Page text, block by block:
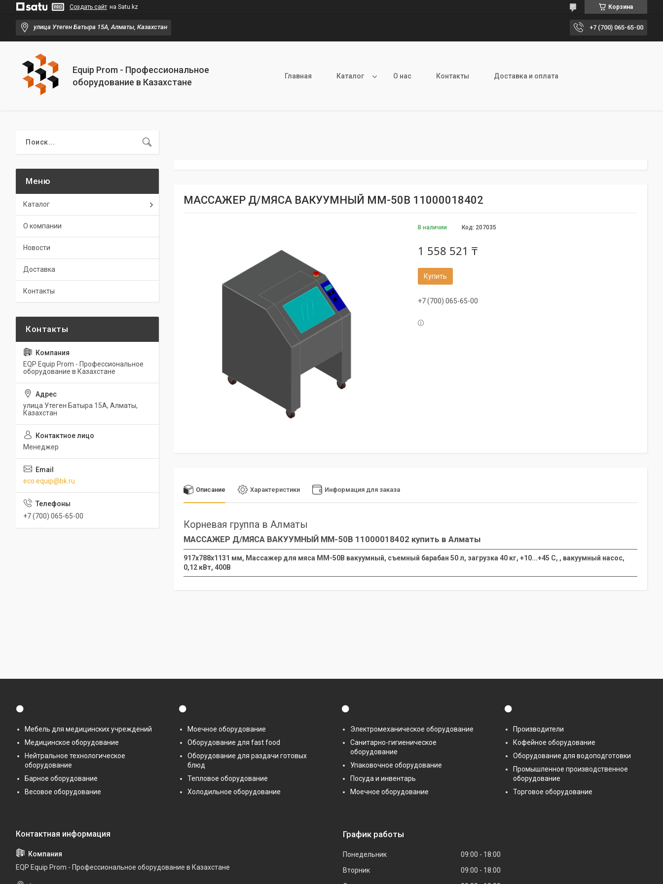
Создать сайт на Satu.kz Корзина
улица Утеген Батыра 15А, Алматы, Казахстан +7 (700) 065-65-00
Equip Prom - Профессиональное
оборудование в Казахстане
Главная Каталог О нас Контакты Доставка и оплата
МАССАЖЕР Д/МЯСА ВАКУУМНЫЙ ММ-50В 11000018402
В наличии Код: 207035
1 558 521 ₸
Купить
+7 (700) 065-65-00
Описание Характеристики Информация для заказа
Корневая группа в Алматы
МАССАЖЕР Д/МЯСА ВАКУУМНЫЙ ММ-50В 11000018402 купить в Алматы
917x788x1131 мм, Массажер для мяса ММ-50В вакуумный, съемный барабан 50 л, загрузка 40 кг, +10...+45 С, , вакуумный насос,
0,12 кВт, 400В
Каталог
О компании
Новости
Доставка
Контакты
EQP Equip Prom - Профессиональное
оборудование в Казахстане
улица Утеген Батыра 15А, Алматы,
Казахстан
Менеджер
eco.equip@bk.ru
+7 (700) 065-65-00
⚫
Мебель для медицинских учреждений
Медицинское оборудование
Нейтральное технологическое
оборудование
Барное оборудование
Весовое оборудование
⚫
Моечное оборудование
Оборудование для fast food
Оборудование для раздачи готовых
блюд
Тепловое оборудование
Холодильное оборудование
⚫
Электромеханическое оборудование
Санитарно-гигиеническое
оборудование
Упаковочное оборудование
Посуда и инвентарь
Моечное оборудование
⚫
Производители
Кофейное оборудование
Оборудование для водоподготовки
Промышленное производственное
оборудование
Торговое оборудование
EQP Equip Prom - Профессиональное оборудование в Казахстане
График работы
Понедельник 09:00
18:00
Вторник
09:00
18:00